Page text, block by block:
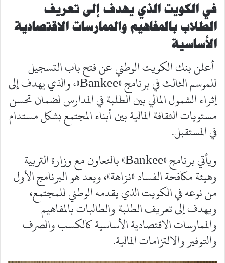
في الكويت الذي يهدف إلى تعريف
الطلاب بالمفاهيم والممارسات الاقتصادية
الأساسية
أعلن بنك الكويت الوطني عن فتح باب التسجيل
للموسم الثالث في برنامج «Bankee»، والذي يهدف إلى
إثراء الشمول المالي بين الطلبة في المدارس لضمان تحسن
مستويات الثقافة المالية بين أبناء المجتمع بشكل مستدام
في المستقبل.
ويأتي برنامج «Bankee» بالتعاون مع وزارة التربية
وهيئة مكافحة الفساد «نزاهة»، ويعد هو البرنامج الأول
من نوعه في الكويت الذي يقدمه الوطني للمجتمع،
ويهدف إلى تعريف الطلبة والطالبات بالمفاهيم
والممارسات الاقتصادية الأساسية كالكسب والصرف
والتوفير والالتزامات المالية.